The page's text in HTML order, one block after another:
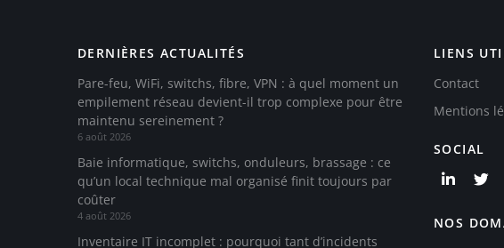
DERNIÈRES ACTUALITÉS
Pare-feu, WiFi, switchs, fibre, VPN : à quel moment un
empilement réseau devient-il trop complexe pour être
maintenu sereinement ?
6 août 2026
Baie informatique, switchs, onduleurs, brassage : ce
qu’un local technique mal organisé finit toujours par
coûter
4 août 2026
Inventaire IT incomplet : pourquoi tant d’incidents
LIENS
Contact
Mentions
SOCIAL
NOS